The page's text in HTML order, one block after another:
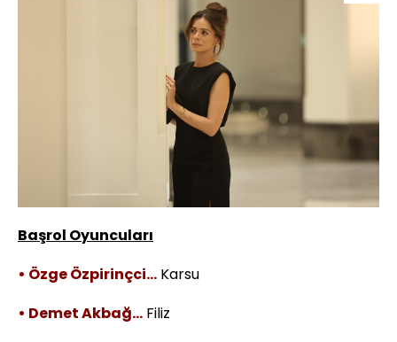
Başrol Oyuncuları
• Özge Özpirinçci… Karsu
• Demet Akbağ… Filiz